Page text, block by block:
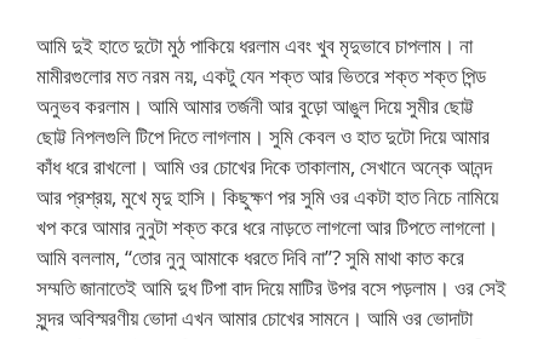
আমি দুই হাতে দুটো মুঠ পাকিয়ে ধরলাম এবং খুব মৃদুভাবে চাপলাম। না
মামীরগুলোর মত নরম নয়, একটু যেন শক্ত আর ভিতরে শক্ত শক্ত পিন্ড
অনুভব করলাম। আমি আমার তর্জনী আর বুড়ো আঙুল দিয়ে সুমীর ছোট্ট
ছোট্ট নিপলগুলি টিপে দিতে লাগলাম। সুমি কেবল ও হাত দুটো দিয়ে আমার
কাঁধ ধরে রাখলো। আমি ওর চোখের দিকে তাকালাম, সেখানে অন্কে আনন্দ
আর প্রশ্রয়, মুখে মৃদু হাসি। কিছুক্ষণ পর সুমি ওর একটা হাত নিচে নামিয়ে
খপ করে আমার নুনুটা শক্ত করে ধরে নাড়তে লাগলো আর টিপতে লাগলো।
আমি বললাম, “তোর নুনু আমাকে ধরতে দিবি না”? সুমি মাথা কাত করে
সম্মতি জানাতেই আমি দুধ টিপা বাদ দিয়ে মাটির উপর বসে পড়লাম। ওর সেই
সুন্দর অবিস্মরণীয় ভোদা এখন আমার চোখের সামনে। আমি ওর ভোদাটা